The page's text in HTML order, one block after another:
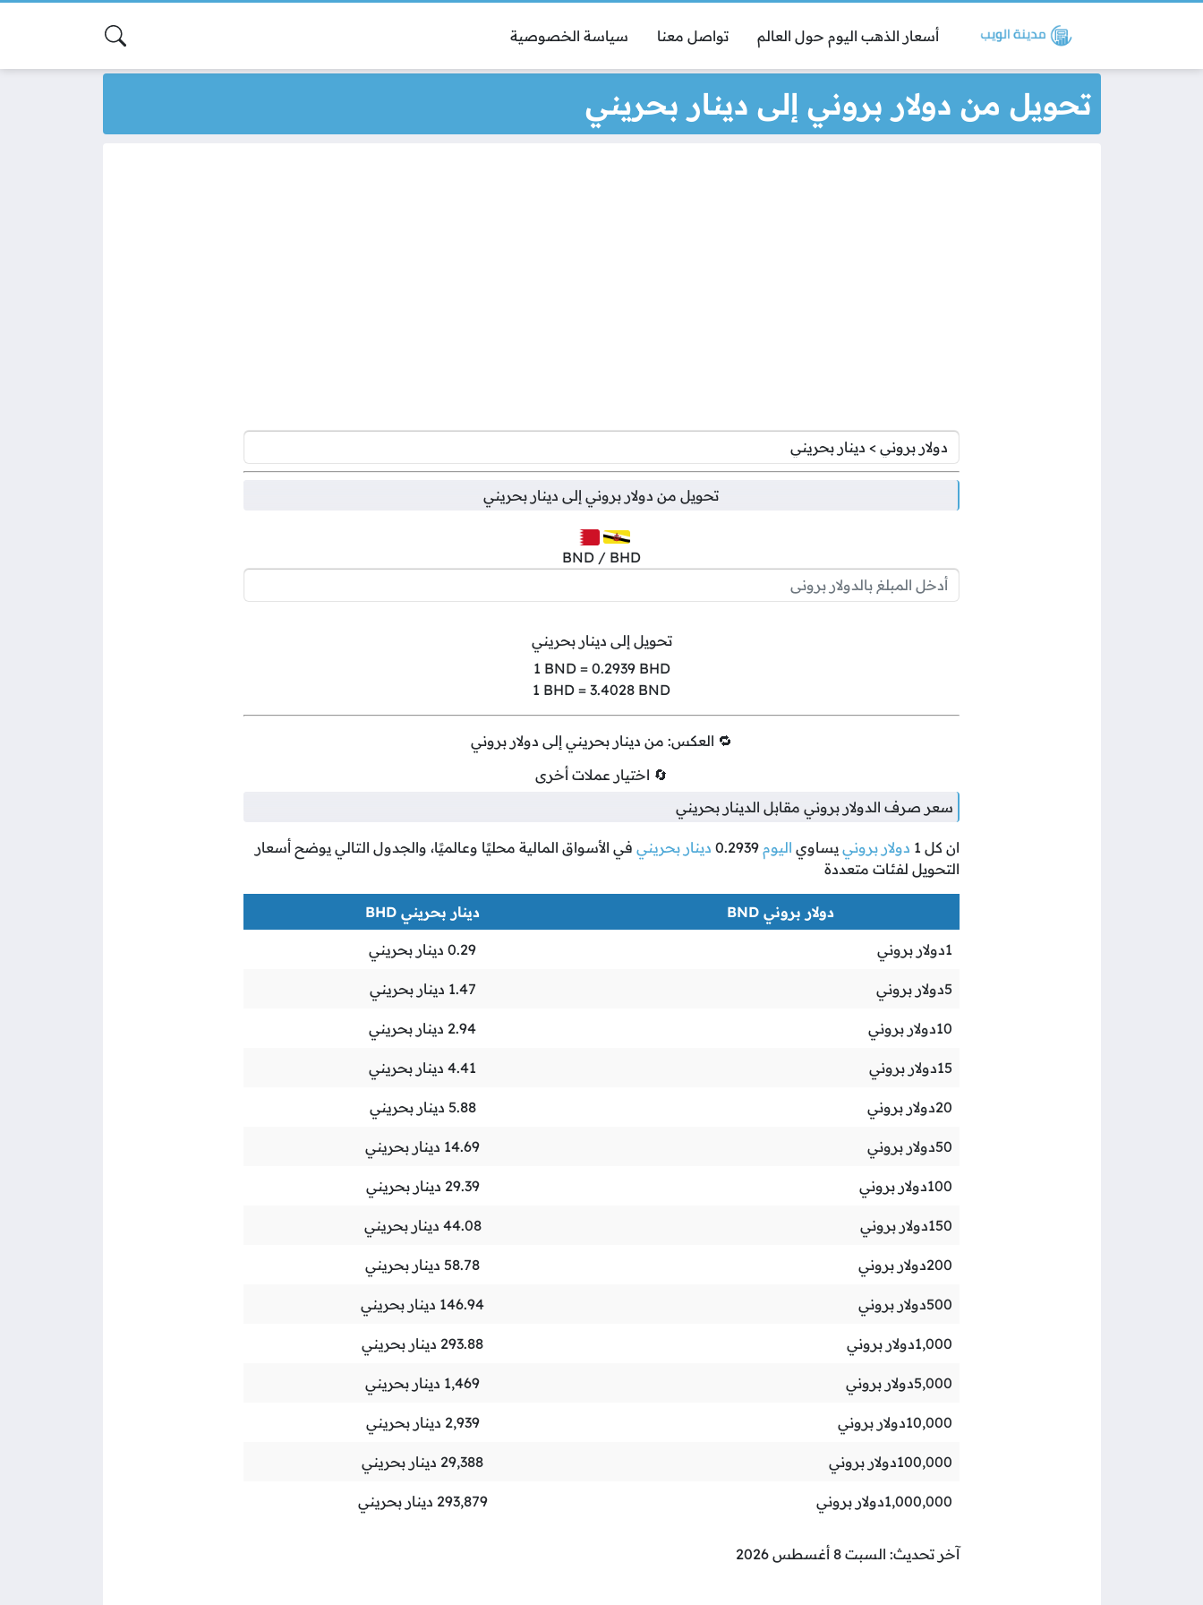
أسعار الذهب اليوم حول العالم تواصل معنا سياسة الخصوصية
تحويل من دولار بروني إلى دينار بحريني
تحويل من دولار بروني إلى دينار بحريني
BND / BHD
تحويل إلى دينار بحريني
1 BND = 0.2939BHD
1 BHD = 3.4028 BND
🔁 العكس: من دينار بحريني إلى دولار بروني
🔄 اختيار عملات أخرى
سعر صرف الدولار بروني مقابل الدينار بحريني
ان كل 1 دولار بروني يساوي اليوم 0.2939 دينار بحريني في الأسواق المالية محليًا وعالميًا، والجدول التالي يوضح أسعار
التحويل لفئات متعددة
دولار بروني BND دينار بحريني BHD
1دولار بروني 0.29 دينار بحريني
5دولار بروني 1.47 دينار بحريني
10دولار بروني 2.94 دينار بحريني
15دولار بروني 4.41 دينار بحريني
20دولار بروني 5.88 دينار بحريني
50دولار بروني 14.69 دينار بحريني
100دولار بروني 29.39 دينار بحريني
150دولار بروني 44.08 دينار بحريني
200دولار بروني 58.78 دينار بحريني
500دولار بروني 146.94 دينار بحريني
1,000دولار بروني 293.88 دينار بحريني
5,000دولار بروني 1,469 دينار بحريني
10,000دولار بروني 2,939 دينار بحريني
100,000دولار بروني 29,388 دينار بحريني
1,000,000دولار بروني 293,879 دينار بحريني
آخر تحديث: السبت 8 أغسطس 2026